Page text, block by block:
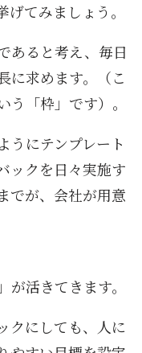
てみましょう。
あると考え、毎日
に求めます。（こ
「枠」です）。
うにテンプレート
ックを日々実施す
でが、会社が用意
活きてきます。
クにしても、人に